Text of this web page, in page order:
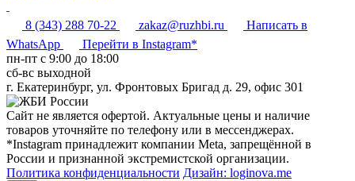
8 (343) 288 70-22 zakaz@ruzhbi.ru
Написать в
WhatsApp
Перейти в Instagram*
пн-пт c 9:00 до 18:00
сб-вс выходной
г. Екатеринбург, ул. Фронтовых Бригад д. 29, офис 301
Сайт не является офертой. Актуальные цены и наличие
товаров уточняйте по телефону или в мессенджерах.
*Instagram принадлежит компании Meta, запрещённой в
России и признанной экстремистской организации.
Политика конфиденциальности Дизайн: loginova.me